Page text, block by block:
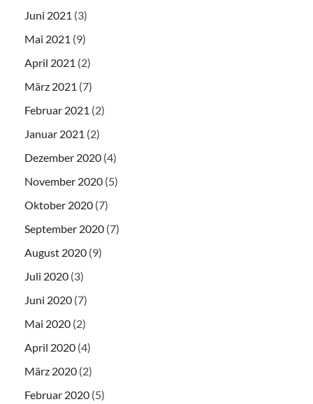
Juni 2021 (3)
Mai 2021 (9)
April 2021 (2)
März 2021 (7)
Februar 2021 (2)
Januar 2021 (2)
Dezember 2020 (4)
November 2020 (5)
Oktober 2020 (7)
September 2020 (7)
August 2020 (9)
Juli 2020 (3)
Juni 2020 (7)
Mai 2020 (2)
April 2020 (4)
März 2020 (2)
Februar 2020 (5)